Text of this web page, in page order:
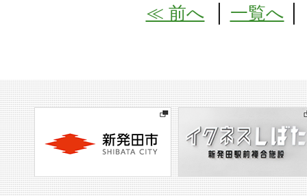
≪ 前へ 一覧へ